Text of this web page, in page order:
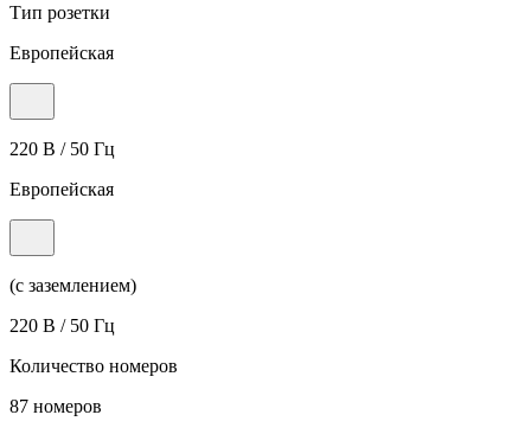
Тип розетки
Европейская
220 В / 50 Гц
Европейская
(с заземлением)
220 В / 50 Гц
Количество номеров
87 номеров